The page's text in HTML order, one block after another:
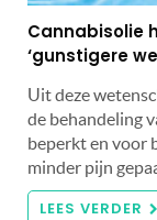
Cannabisolie
‘gunstigere
Uit deze
de behandeling
beperkt en voor
minder pijn
LEES VERDER